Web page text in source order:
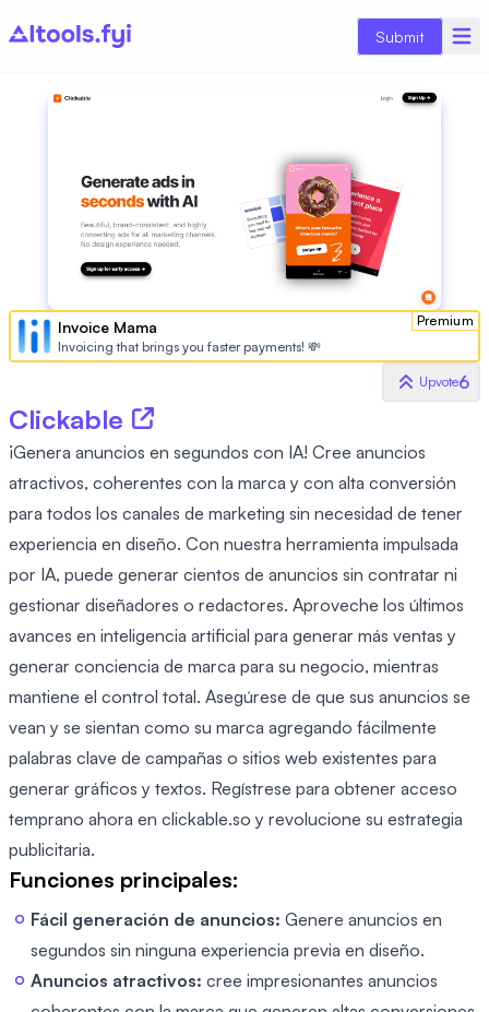
Submit
Premium
Invoice Mama
Invoicing that brings you faster payments! 💸
Upvote6
Clickable
¡Genera anuncios en segundos con IA! Cree anuncios
atractivos, coherentes con la marca y con alta conversión
para todos los canales de marketing sin necesidad de tener
experiencia en diseño. Con nuestra herramienta impulsada
por IA, puede generar cientos de anuncios sin contratar ni
gestionar diseñadores o redactores. Aproveche los últimos
avances en inteligencia artificial para generar más ventas y
generar conciencia de marca para su negocio, mientras
mantiene el control total. Asegúrese de que sus anuncios se
vean y se sientan como su marca agregando fácilmente
palabras clave de campañas o sitios web existentes para
generar gráficos y textos. Regístrese para obtener acceso
temprano ahora en clickable.so y revolucione su estrategia
publicitaria.
Funciones principales:
Fácil generación de anuncios: Genere anuncios en
segundos sin ninguna experiencia previa en diseño.
Anuncios atractivos: cree impresionantes anuncios